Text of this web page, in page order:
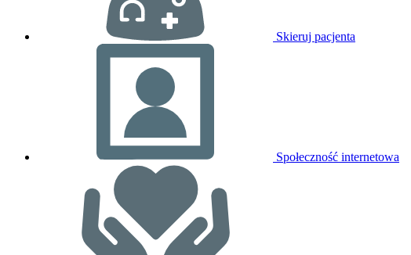
Skieruj pacjenta
Społeczność internetowa